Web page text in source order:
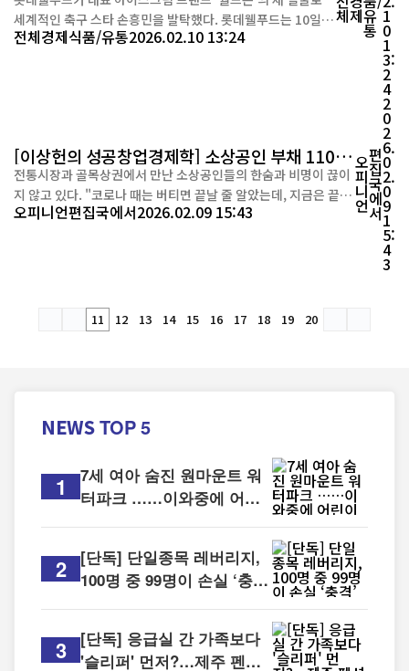
세계적인 축구 스타 손흥민을 발탁했다. 롯데웰푸드는 10일
“글로벌 무대에서 활약 중인 손흥민 선수의 이미지가 월드콘이
전체경제식품/유통2026.02.10 13:24
체제유
통
1
0
1
3:
2
4
[이상헌의 성공창업경제학] 소상공인 부채 1100
조, 지금이 골든타임
전통시장과 골목상권에서 만난 소상공인들의 한숨과 비명이 끊이
지 않고 있다. "코로나 때는 버티면 끝날 줄 알았는데, 지금은 끝이
보이지 않는 긴 터널을 걷는 기분"이라는 어느 상인의 토로는 오늘
오피니언편집국에서2026.02.09 15:43
오
피
니
언
편
집
국
에
서
2
0
2
6.
0
2.
0
9
1
5:
4
3
11 12 13 14 15 16 17 18 19 20
NEWSTOP 5
1
7세 여아 숨진 원마운트 워
터파크 ……이와중에 어린
2
[단독] 단일종목 레버리지,
100명 중 99명이 손실 ‘충
3
[단독] 응급실 간 가족보다
'슬리퍼' 먼저?…제주 펜션